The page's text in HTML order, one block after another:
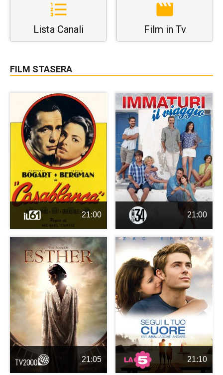
Lista Canali Film in Tv
FILM STASERA
21:00 21:00
21:05 21:10